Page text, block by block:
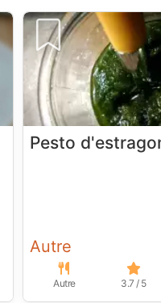
Pesto
Autre
Autre 3.7 / 5